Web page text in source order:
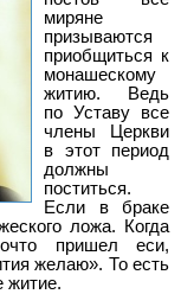
миряне
призываются
приобщиться к
монашескому
житию. Ведь
по Уставу все
члены Церкви
в этот период
должны
поститься.
Если в браке
ложа. Когда
пришел еси,
желаю». То есть
житие.